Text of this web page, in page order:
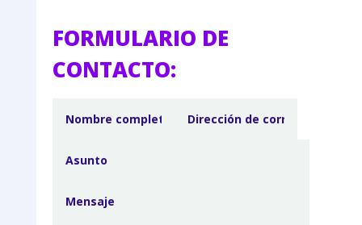
FORMULARIO DE
CONTACTO: